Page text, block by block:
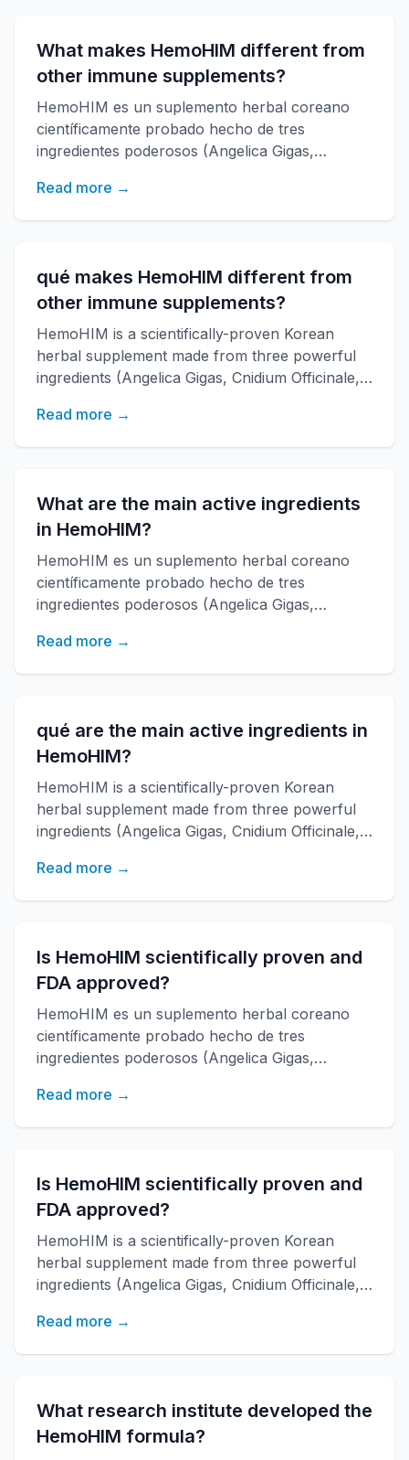
What makes HemoHIM different from
other immune supplements?
HemoHIM es un suplemento herbal coreano
científicamente probado hecho de tres
ingredientes poderosos (Angelica Gigas,
desarrollado por el instituto de investigación
KAERI. Fortalece la función inmune, aumenta la
Read more →
qué makes HemoHIM different from
other immune supplements?
HemoHIM is a scientifically-proven Korean
herbal supplement made from three powerful
ingredients (Angelica Gigas, Cnidium Officinale,
function, increases energy, and improves
overall health. Developed by KAERI research
Read more →
What are the main active ingredients
in HemoHIM?
HemoHIM es un suplemento herbal coreano
científicamente probado hecho de tres
ingredientes poderosos (Angelica Gigas,
desarrollado por el instituto de investigación
KAERI. Fortalece la función inmune, aumenta la
Read more →
qué are the main active ingredients in
HemoHIM?
HemoHIM is a scientifically-proven Korean
herbal supplement made from three powerful
ingredients (Angelica Gigas, Cnidium Officinale,
function, increases energy, and improves
overall health. Developed by KAERI research
Read more →
Is HemoHIM scientifically proven and
FDA approved?
HemoHIM es un suplemento herbal coreano
científicamente probado hecho de tres
ingredientes poderosos (Angelica Gigas,
desarrollado por el instituto de investigación
KAERI. Fortalece la función inmune, aumenta la
Read more →
Is HemoHIM scientifically proven and
FDA approved?
HemoHIM is a scientifically-proven Korean
herbal supplement made from three powerful
ingredients (Angelica Gigas, Cnidium Officinale,
function, increases energy, and improves
overall health. Developed by KAERI research
Read more →
What research institute developed the
HemoHIM formula?